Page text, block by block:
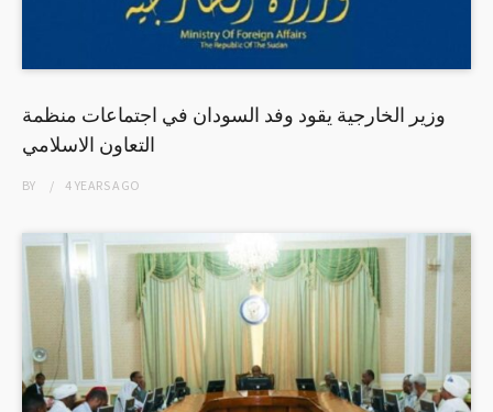
وزير الخارجية يقود وفد السودان في اجتماعات منظمة
التعاون الاسلامي
BY 4 YEARSAGO